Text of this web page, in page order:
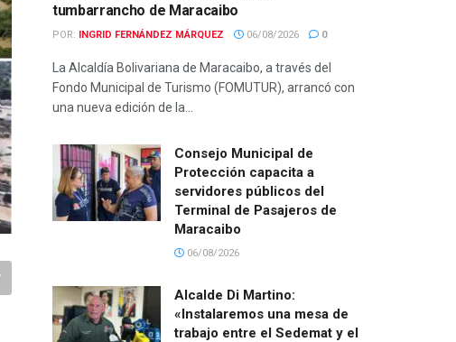
tumbarrancho de Maracaibo
POR: INGRID FERNÁNDEZ MÁRQUEZ 06/08/2026 0
La Alcaldía Bolivariana de Maracaibo, a través del
Fondo Municipal de Turismo (FOMUTUR), arrancó con
una nueva edición de la...
Consejo Municipal de
Protección capacita a
servidores públicos del
Terminal de Pasajeros de
Maracaibo
06/08/2026
Alcalde Di Martino:
«Instalaremos una mesa de
trabajo entre el Sedemat y el